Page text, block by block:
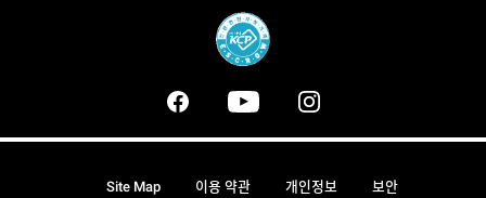
Site Map 이용 약관 개인정보 보안